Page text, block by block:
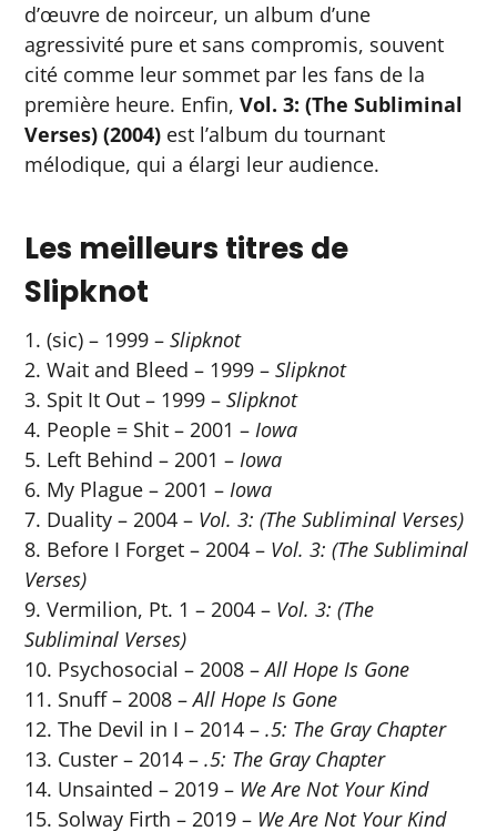
d’œuvre de noirceur, un album d’une
agressivité pure et sans compromis, souvent
cité comme leur sommet par les fans de la
première heure. Enfin,Vol. 3: (The Subliminal
Verses) (2004) est l’album du tournant
mélodique, qui a élargi leur audience.
Les meilleurs titres de
Slipknot
(sic) – 1999 –Slipknot
Wait and Bleed – 1999 –Slipknot
Spit It Out – 1999 –Slipknot
People = Shit – 2001 –Iowa
Left Behind – 2001 –Iowa
My Plague – 2001 –Iowa
Duality – 2004 – Vol. 3: (The Subliminal Verses)
Before I Forget – 2004 – Vol. 3: (The Subliminal
Verses)
Vermilion, Pt. 1 – 2004 – Vol. 3: (The
Subliminal Verses)
Psychosocial – 2008 –All Hope Is Gone
Snuff – 2008 –All Hope Is Gone
The Devil in I – 2014 –.5: The Gray Chapter
Custer – 2014 –.5: The Gray Chapter
Unsainted – 2019 – We Are Not Your Kind
Solway Firth – 2019 – We Are Not Your Kind